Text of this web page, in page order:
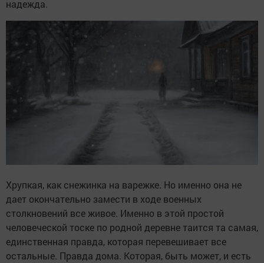
надежда.
Хрупкая, как снежинка на варежке. Но именно она не
дает окончательно замести в ходе военных
столкновений все живое. Именно в этой простой
человеческой тоске по родной деревне таится та самая,
единственная правда, которая перевешивает все
остальные. Правда дома. Которая, быть может, и есть